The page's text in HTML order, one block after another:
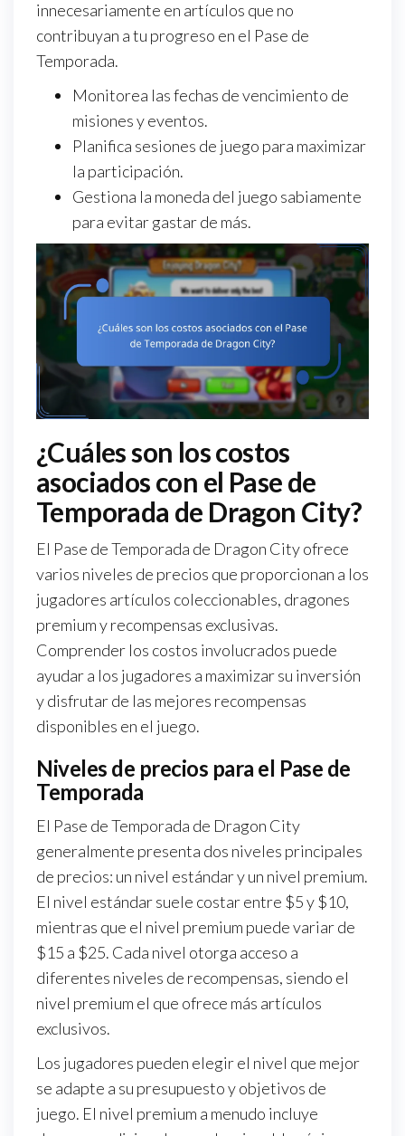
innecesariamente en artículos que no
contribuyan a tu progreso en el Pase de
Temporada.
Monitorea las fechas de vencimiento de
misiones y eventos.
Planifica sesiones de juego para maximizar
la participación.
Gestiona la moneda del juego sabiamente
para evitar gastar de más.
¿Cuáles son los costos
asociados con el Pase de
Temporada de Dragon City?
El Pase de Temporada de Dragon City ofrece
varios niveles de precios que proporcionan a los
jugadores artículos coleccionables, dragones
premium y recompensas exclusivas.
Comprender los costos involucrados puede
ayudar a los jugadores a maximizar su inversión
y disfrutar de las mejores recompensas
disponibles en el juego.
Niveles de precios para el Pase de
Temporada
El Pase de Temporada de Dragon City
generalmente presenta dos niveles principales
de precios: un nivel estándar y un nivel premium.
El nivel estándar suele costar entre $5 y $10,
mientras que el nivel premium puede variar de
$15 a $25. Cada nivel otorga acceso a
diferentes niveles de recompensas, siendo el
nivel premium el que ofrece más artículos
exclusivos.
Los jugadores pueden elegir el nivel que mejor
se adapte a su presupuesto y objetivos de
juego. El nivel premium a menudo incluye